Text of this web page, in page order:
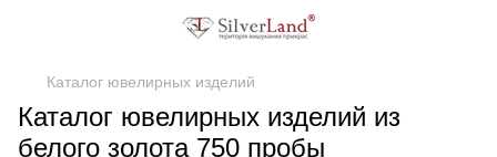
Каталог ювелирных изделий
Каталог ювелирных изделий из
белого золота 750 пробы